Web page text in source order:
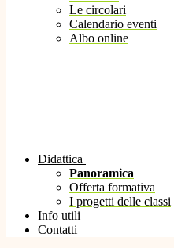
Le circolari
Calendario eventi
Albo online
Didattica
Panoramica
Offerta formativa
I progetti delle classi
Info utili
Contatti